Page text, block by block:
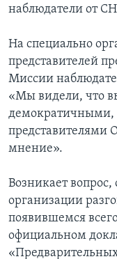
наблюдатели от
На специально
представителей
Миссии
«Мы видели, что
демократичными,
представителями
мнение».
Возникает
организации
появившемся
официальном